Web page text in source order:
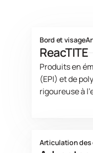
Bord et visage
ReacTITE
Produits en
(EPI) et de
rigoureuse à
Articulation